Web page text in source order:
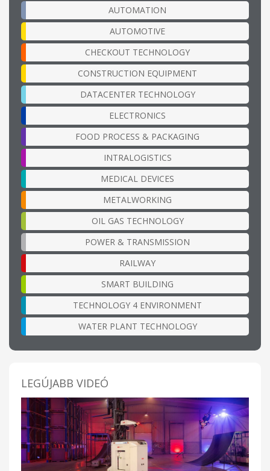
AUTOMATION
AUTOMOTIVE
CHECKOUT TECHNOLOGY
CONSTRUCTION EQUIPMENT
DATACENTER TECHNOLOGY
ELECTRONICS
FOOD PROCESS & PACKAGING
INTRALOGISTICS
MEDICAL DEVICES
METALWORKING
OIL GAS TECHNOLOGY
POWER & TRANSMISSION
RAILWAY
SMART BUILDING
TECHNOLOGY 4 ENVIRONMENT
WATER PLANT TECHNOLOGY
LEGÚJABB VIDEÓ